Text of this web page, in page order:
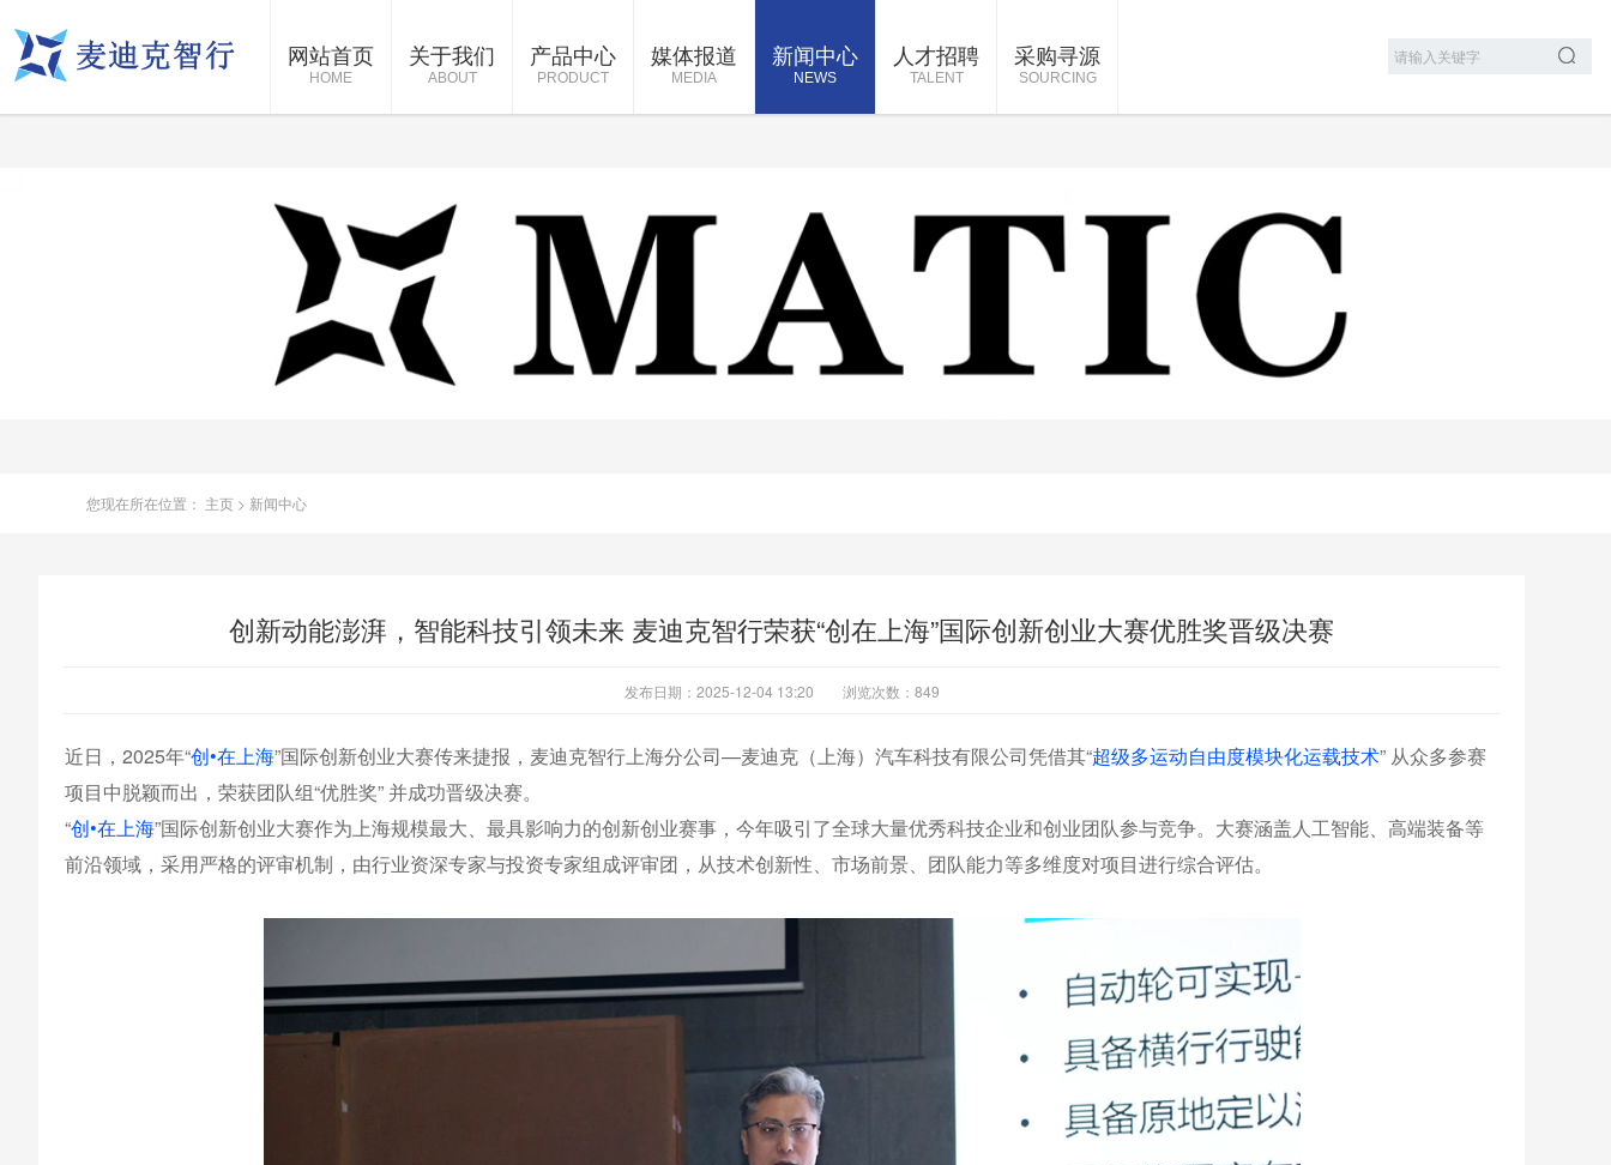
网站首页
HOME
关于我们
ABOUT
产品中心
PRODUCT
媒体报道
MEDIA
新闻中心
NEWS
人才招聘
TALENT
采购寻源
SOURCING
您现在所在位置： 主页 > 新闻中心
创新动能澎湃，智能科技引领未来 麦迪克智行荣获“创在上海”国际创新创业大赛优胜奖晋级决赛
发布日期：2025-12-04 13:20 浏览次数： 849
近日，2025年“创•在上海”国际创新创业大赛传来捷报，麦迪克智行上海分公司—麦迪克（上海）汽车科技有限公司凭借其“超级多运动自由度模块化运载技术” 从众多参赛
项目中脱颖而出，荣获团队组“优胜奖” 并成功晋级决赛。
“创•在上海”国际创新创业大赛作为上海规模最大、最具影响力的创新创业赛事，今年吸引了全球大量优秀科技企业和创业团队参与竞争。大赛涵盖人工智能、高端装备等
前沿领域，采用严格的评审机制，由行业资深专家与投资专家组成评审团，从技术创新性、市场前景、团队能力等多维度对项目进行综合评估。